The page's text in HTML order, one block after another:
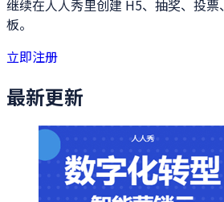
继续在人人秀里创建 H5、抽奖、投
板。
立即注册
最新更新